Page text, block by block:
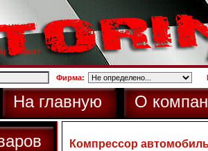
733-66-27
Фирма:
На главную О
Компрессор